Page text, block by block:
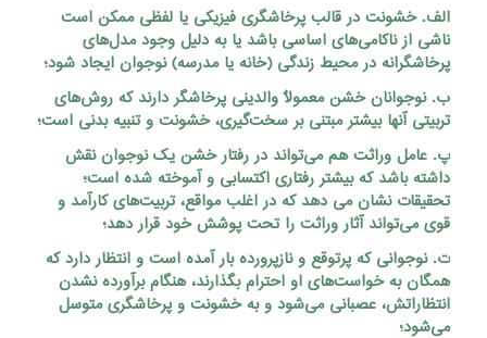
الف. خشونت در قالب پرخاشگری فیزیکی یا لفظی ممکن است
ناشی از ناکامی‌های اساسی باشد یا به دلیل وجود مدل‌های
پرخاشگرانه در محیط زندگی (خانه یا مدرسه) نوجوان ایجاد شود؛
ب. نوجوانان خشن معمولاٌ والدینی پرخاشگر دارند که روش‌های
تربیتی آنها بیشتر مبتنی بر سخت‌گیری، خشونت و تنبیه بدنی است؛
پ. عامل وراثت هم می‌تواند در رفتار خشن یک نوجوان نقش
داشته باشد که بیشتر رفتاری اکتسابی و آموخته شده است؛
تحقیقات نشان می دهد که در اغلب مواقع، تربیت‌های کارآمد و
قوی می‌تواند آثار وراثت را تحت پوشش خود قرار دهد؛
ت. نوجوانی که پرتوقع و نازپرورده بار آمده است و انتظار دارد که
همگان به خواست‌های او احترام بگذارند، هنگام برآورده نشدن
انتظاراتش، عصبانی می‌شود و به خشونت و پرخاشگری متوسل
می‌شود؛